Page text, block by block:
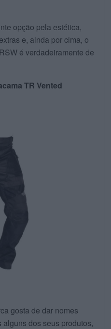
opção pela estética,
e, ainda por cima, o
é verdadeiramente de
TR Vented
gosta de dar nomes
dos seus produtos,